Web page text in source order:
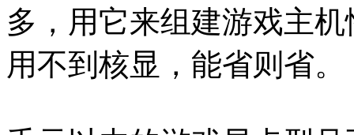
多，用它来组建游戏主
用不到核显，能省则省。